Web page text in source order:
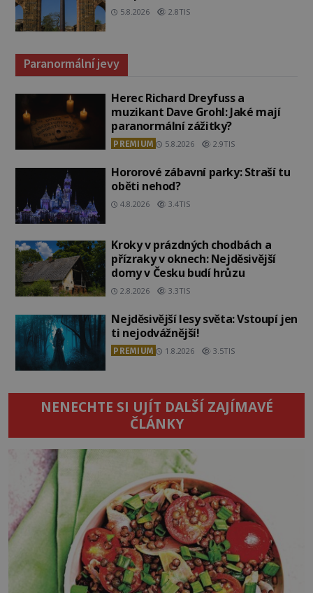
5.8.2026 2.8TIS
Paranormální jevy
Herec Richard Dreyfuss a
muzikant Dave Grohl: Jaké mají
paranormální zážitky?
PREMIUM 5.8.2026 2.9TIS
Hororové zábavní parky: Straší tu
oběti nehod?
4.8.2026 3.4TIS
Kroky v prázdných chodbách a
přízraky v oknech: Nejděsivější
domy v Česku budí hrůzu
2.8.2026 3.3TIS
Nejděsivější lesy světa: Vstoupí jen
ti nejodvážnější!
PREMIUM 1.8.2026 3.5TIS
NENECHTE SI UJÍT DALŠÍ ZAJÍMAVÉ
ČLÁNKY